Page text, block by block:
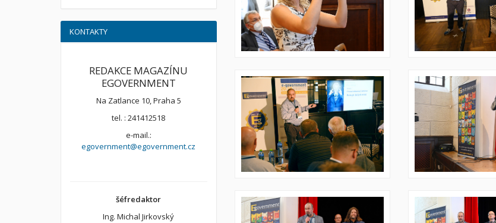
KONTAKTY
REDAKCE MAGAZÍNU
EGOVERNMENT
Na Zatlance 10, Praha 5
tel. : 241412518
e-mail.:
egovernment@egovernment.cz
šéfredaktor
Ing. Michal Jirkovský